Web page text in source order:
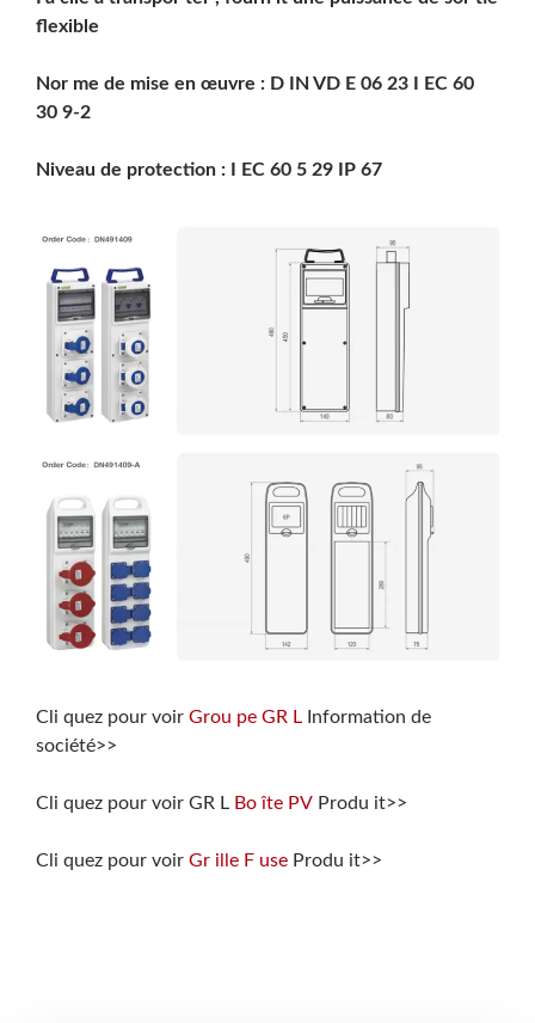
flexible
Nor me de mise en œuvre : D IN VD E 06 23 I EC 60
30 9-2
Niveau de protection : I EC 60 5 29 IP 67
Cli quez pour voir Grou pe GR L Information de
société>>
Cli quez pour voir GR L Bo îte PV Produ it>>
Cli quez pour voir Gr ille F use Produ it>>